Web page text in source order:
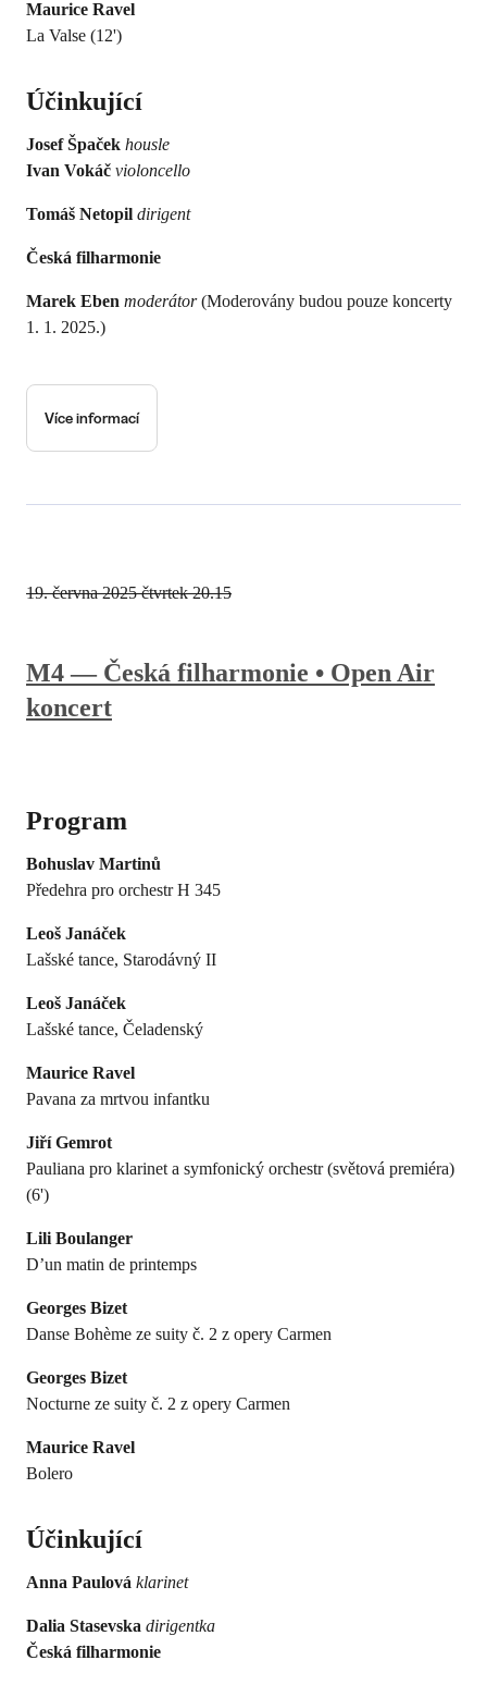
Maurice Ravel
La Valse (12')
Účinkující
Josef Špaček housle
Ivan Vokáč violoncello
Tomáš Netopil dirigent
Česká filharmonie
Marek Eben moderátor(Moderovány budou pouze koncerty
1. 1. 2025.)
Více informací
M4 — Česká filharmonie • Open Air
koncert
Program
Bohuslav Martinů
Předehra pro orchestr H 345
Leoš Janáček
Lašské tance, Starodávný II
Leoš Janáček
Lašské tance, Čeladenský
Maurice Ravel
Pavana za mrtvou infantku
Jiří Gemrot
Pauliana pro klarinet a symfonický orchestr (světová premiéra)
(6')
Lili Boulanger
D’un matin de printemps
Georges Bizet
Danse Bohème ze suity č. 2 z opery Carmen
Georges Bizet
Nocturne ze suity č. 2 z opery Carmen
Maurice Ravel
Bolero
Účinkující
Anna Paulová klarinet
Dalia Stasevska dirigentka
Česká filharmonie
19. června 2025 čtvrtek 20.15